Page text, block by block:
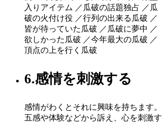
入りアイテム ／瓜破の話題独占 ／瓜
破の火付け役 ／行列の出来る瓜破 ／
皆が待っていた瓜破 ／瓜破に夢中 ／
欲しかった瓜破 ／今年最大の瓜破 ／
頂点の上を行く瓜破
6.感情を刺激する
感情がわくとそれに興味を持ちます。
五感や体験などから訴え、心を刺激す